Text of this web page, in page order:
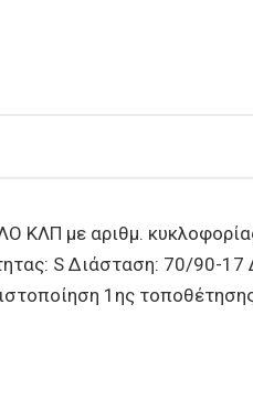
με αριθμ.
S Διάσταση: 70/90-17
1ης